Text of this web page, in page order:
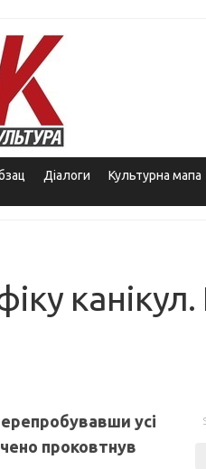
Діалоги Культурна мапа
канікул.
усі
проковтнув